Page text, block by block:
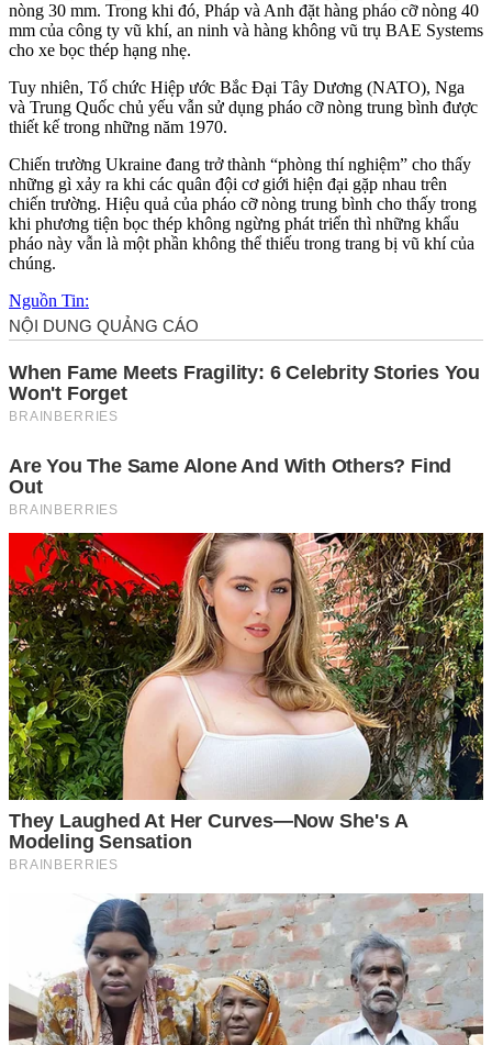
nòng 30 mm. Trong khi đó, Pháp và Anh đặt hàng pháo cỡ nòng 40
mm của công ty vũ khí, an ninh và hàng không vũ trụ BAE Systems
cho xe bọc thép hạng nhẹ.
Tuy nhiên, Tổ chức Hiệp ước Bắc Đại Tây Dương (NATO), Nga
và Trung Quốc chủ yếu vẫn sử dụng pháo cỡ nòng trung bình được
thiết kế trong những năm 1970.
Chiến trường Ukraine đang trở thành “phòng thí nghiệm” cho thấy
những gì xảy ra khi các quân đội cơ giới hiện đại gặp nhau trên
chiến trường. Hiệu quả của pháo cỡ nòng trung bình cho thấy trong
khi phương tiện bọc thép không ngừng phát triển thì những khẩu
pháo này vẫn là một phần không thể thiếu trong trang bị vũ khí của
chúng.
Nguồn Tin: